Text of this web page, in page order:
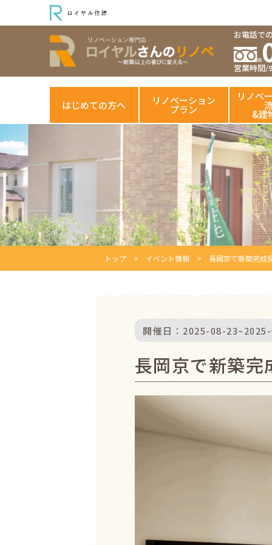
お電話で
営業時間/
はじめての方へ リノベーション
プラン
リノベ
&建
トップ イベント情報 長岡京で新築完成
開催日： 2025-08-23~
長岡京で新築完